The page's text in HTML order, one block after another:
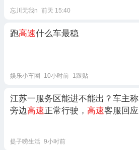
忘川无我n 前天 15:40
跑高速什么车最稳
娱乐小车圈 10小时前 1跟贴
江苏一服务区能进不能出？车主称
旁边高速 正常行驶， 高速客服回应
提子唠生活 9小时前